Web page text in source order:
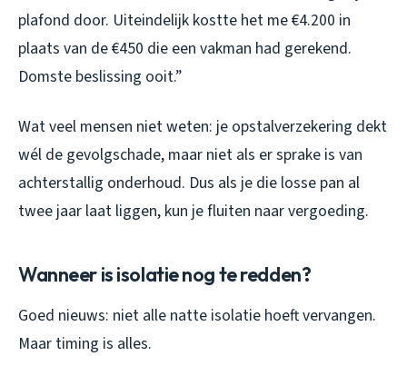
plafond door. Uiteindelijk kostte het me €4.200 in
plaats van de €450 die een vakman had gerekend.
Domste beslissing ooit.”
Wat veel mensen niet weten: je opstalverzekering dekt
wél de gevolgschade, maar niet als er sprake is van
achterstallig onderhoud. Dus als je die losse pan al
twee jaar laat liggen, kun je fluiten naar vergoeding.
Wanneer is isolatie nog te redden?
Goed nieuws: niet alle natte isolatie hoeft vervangen.
Maar timing is alles.